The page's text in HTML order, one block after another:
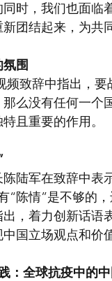
时，我们也面临
团结起来，为共
围
致辞中指出，要
么没有任何一个
且重要的作用。
军在致辞中表
“陈情”是不够的
，着力创新话语
国立场观点和价
：全球抗疫中的中